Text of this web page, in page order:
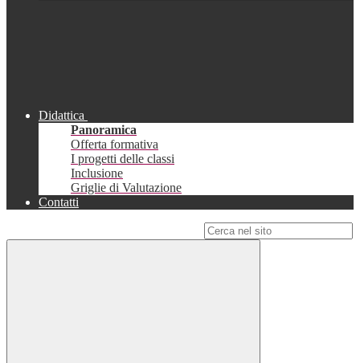
Didattica
Panoramica
Offerta formativa
I progetti delle classi
Inclusione
Griglie di Valutazione
Contatti